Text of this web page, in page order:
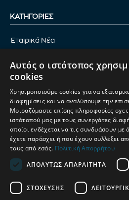
ΚΑΤΗΓΟΡΊΕΣ
Εταιρικά Νέα
Αφιέρωμα
Νέα Προϊόντα
Παρουσίαση προϊόντων
Έρευνα
ΟΡΟΙ ΧΡΗΣΗΣ
Αυτός ο ιστότοπος
cookies
Χρησιμοποιούμε cookies για να
διαφημίσεις και να αναλύσουμε την
Μοιραζόμαστε επίσης πληροφορίες
ιστότοπού μας με τους συνεργάτες
οποίοι ενδέχεται να τις συνδυάσουν
έχετε παράσχει ή που έχουν συλλέξει
τους από εσάς. Πολιτική Απορρήτου
ΑΠΟΛΎΤΩΣ ΑΠΑΡΑΊΤΗΤΑ
ΣΤΌΧΕΥΣΗΣ